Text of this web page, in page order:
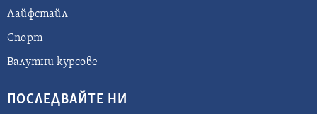
Лайфстайл
Спорт
Валутни курсове
ПОСЛЕДВАЙТЕ НИ